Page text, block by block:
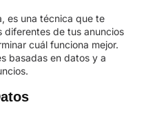
es una técnica que te
diferentes de tus anuncios
cuál funciona mejor.
basadas en datos y a